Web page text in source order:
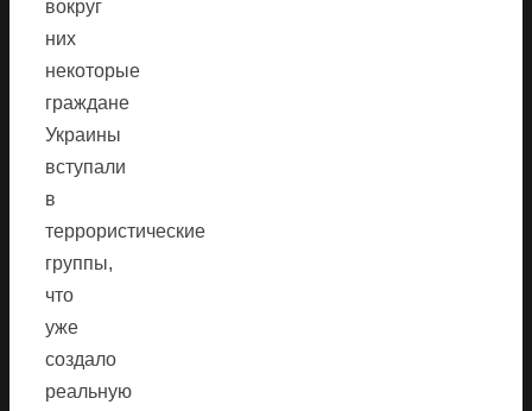
вокруг
них
некоторые
граждане
Украины
вступали
в
террористические
группы,
что
уже
создало
реальную